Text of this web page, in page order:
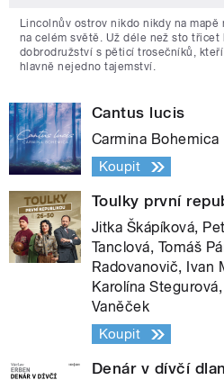
Lincolnův ostrov nikdo nikdy na
na celém světě. Už déle než sto třicet
dobrodružství s pěticí trosečníků,
hlavně nejedno tajemství.
Cantus lucis
Carmina Bohemica
Koupit
Toulky první
Jitka Škápíková,
Tanclová, Tomáš
Radovanovič, Ivan
Karolína
Vaněček
Koupit
Denár v dívčí